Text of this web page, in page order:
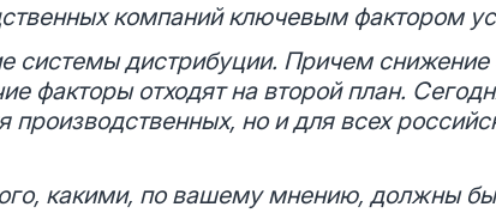
компаний ключевым фактором
системы дистрибуции. Причем снижение
факторы отходят на второй план.
производственных, но и для всех
какими, по вашему мнению, должны